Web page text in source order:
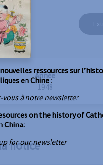
Année
1948
notice
ressources sur
en Chine :
vous à notre newsletter
on the history of
China:
for our newsletter